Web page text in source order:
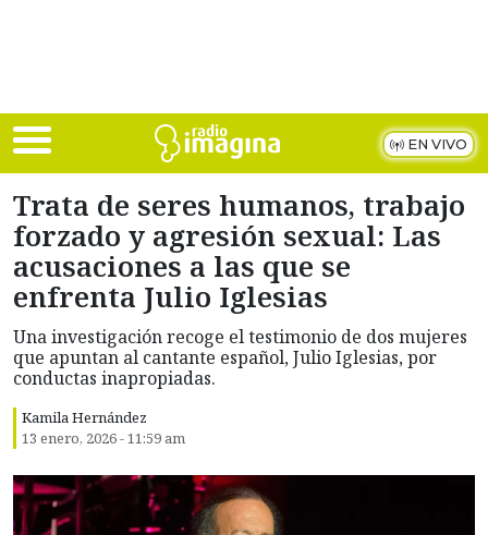
EN VIVO
Trata de seres humanos, trabajo
forzado y agresión sexual: Las
acusaciones a las que se
enfrenta Julio Iglesias
Una investigación recoge el testimonio de dos mujeres
que apuntan al cantante español, Julio Iglesias, por
conductas inapropiadas.
Kamila Hernández
13 enero, 2026 - 11:59 am